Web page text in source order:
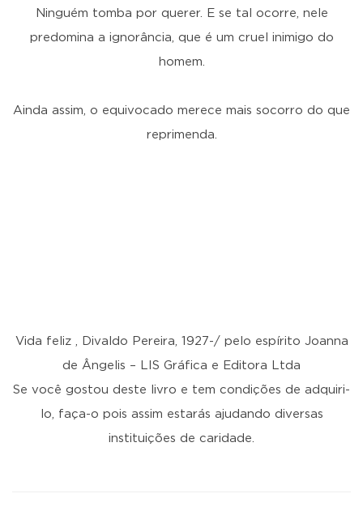
Ninguém tomba por querer. E se tal ocorre, nele
predomina a ignorância, que é um cruel inimigo do
homem.
Ainda assim, o equivocado merece mais socorro do que
reprimenda.
Vida feliz , Divaldo Pereira, 1927-/ pelo espírito Joanna
de Ângelis – LIS Gráfica e Editora Ltda
Se você gostou deste livro e tem condições de adquiri-
lo, faça-o pois assim estarás ajudando diversas
instituições de caridade.